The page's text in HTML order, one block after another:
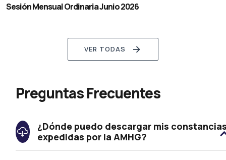
Sesión Mensual Ordinaria Junio 2026
VER TODAS
Preguntas Frecuentes
¿Dónde puedo descargar mis
expedidas por la AMHG?